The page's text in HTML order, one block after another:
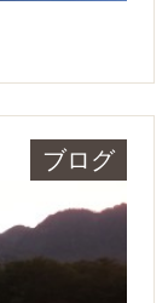
ブログ